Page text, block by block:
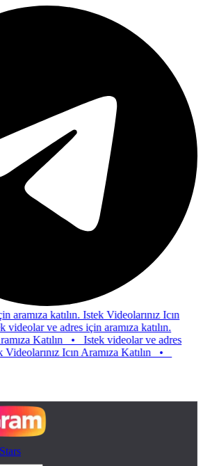
katılın. Istek Videolarınız Icın
ve adres için aramıza katılın.
Katılın•Istek videolar ve adres
Icın Aramıza Katılın•
Stars